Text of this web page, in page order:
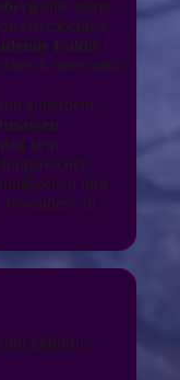
eine starke
möchten.
Fulda
Lernen und
außerdem
kein
und
an
geführte